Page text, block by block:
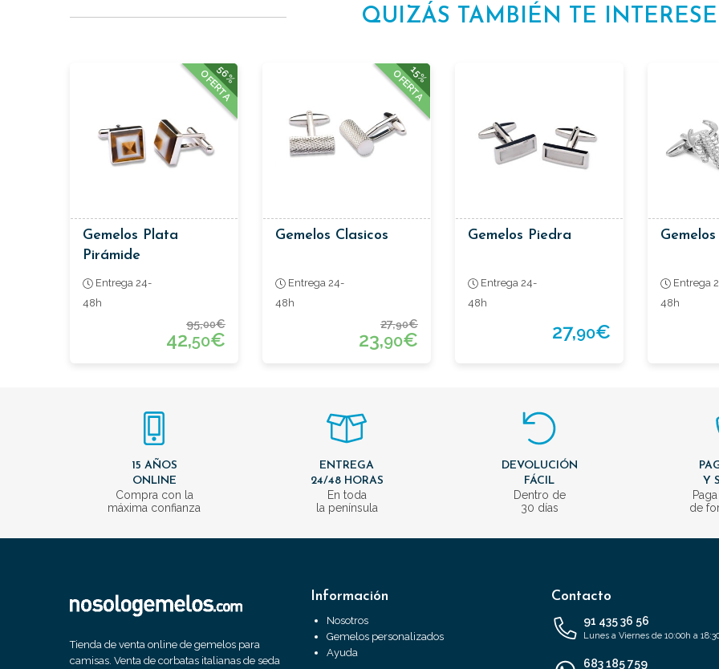
QUIZÁS TAMBIÉN TE INTERESE
56%
OFERTA
Gemelos Plata
Pirámide
Entrega 24-
48h
95,00€
42,50€
15%
OFERTA
Gemelos Clasicos
Entrega 24-
48h
27,90€
23,90€
Gemelos Piedra
Entrega 24-
48h
27,90€
Entrega
48h
15 AÑOS
ONLINE
Compra con la
máxima confianza
ENTREGA
24/48 HORAS
En toda
la península
DEVOLUCIÓN
FÁCIL
Dentro de
30 días
Y
de
Tienda de venta online de gemelos para
camisas. Venta de corbatas italianas de seda
Información
Nosotros
Gemelos personalizados
Ayuda
Contacto
91 435 36 56
Lunes a Viernes de 10:00h a
683 185 759